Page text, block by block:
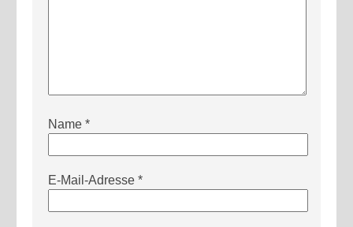
Name *
E-Mail-Adresse *